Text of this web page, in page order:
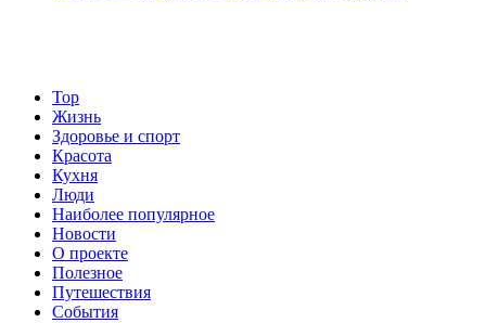
Top
Жизнь
Здоровье и спорт
Красота
Кухня
Люди
Наиболее популярное
Новости
О проекте
Полезное
Путешествия
События